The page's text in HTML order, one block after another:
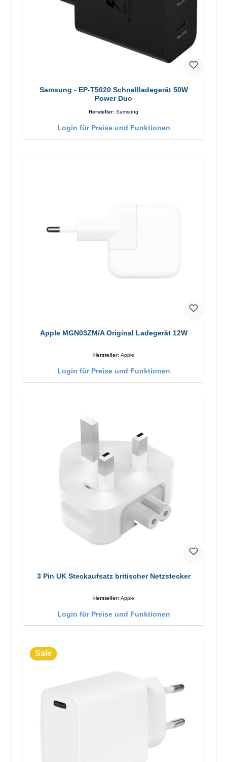
Samsung - EP-T5020 Schnellladegerät 50W
Power Duo
Hersteller: Samsung
Login für Preise und Funktionen
Apple MGN03ZM/A Original Ladegerät 12W
Hersteller: Apple
Login für Preise und Funktionen
3 Pin UK Steckaufsatz britischer Netzstecker
Hersteller: Apple
Login für Preise und Funktionen
Sale